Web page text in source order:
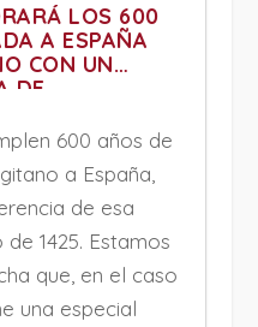
LOS 600
A ESPAÑA
CON UN
DE
600 años de
a España,
de esa
1425. Estamos
que, en el caso
una especial